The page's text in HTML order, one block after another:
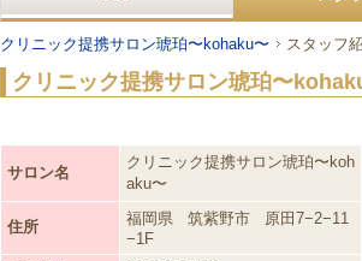
クリニック提携サロン琥珀〜kohaku〜 スタッフ
クリニック提携サロン琥珀〜
サロン名
クリニック提携サロン琥珀〜koh
aku〜
住所 福岡県 筑紫野市
原田7−2−11
−1F